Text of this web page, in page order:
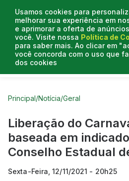
Usamos cookies para
melhorar sua experiência em
e aprimorar a oferta de
você. Visite nossa Política de
para saber mais. Ao clicar em
você concorda com o uso que
dos cookies
Curtas do Poder
Principal/Notícia/Geral
Liberação do
baseada em
Conselho Estadual
Sexta-Feira, 12/11/2021 - 20h25